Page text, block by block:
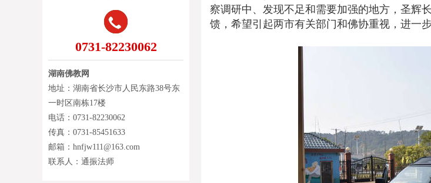
0731-82230062
湖南佛教网
地址：湖南省长沙市人民东路38号东
一时区南栋17楼
电话：0731-82230062
传真：0731-85451633
邮箱：hnfjw111@163.com
联系人：通振法师
察调研中、发现不足和需要加强的地方，圣辉
馈，希望引起两市有关部门和佛协重视，进一